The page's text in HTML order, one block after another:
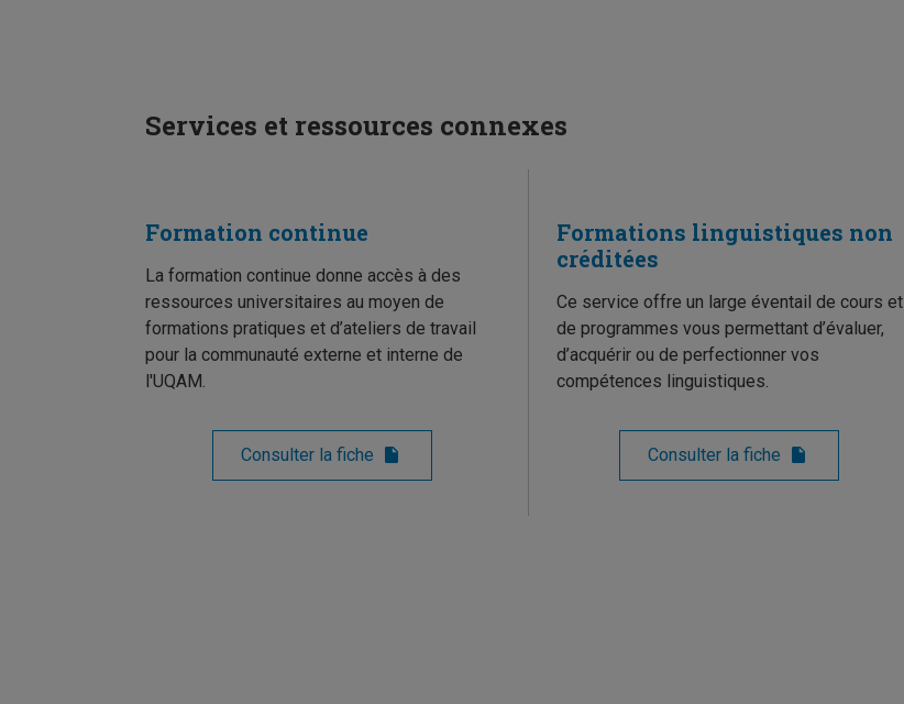
Services et ressources connexes
Formation continue
La formation continue donne accès à des
ressources universitaires au moyen de
formations pratiques et d’ateliers de travail
pour la communauté externe et interne de
l'UQAM.
Consulter la fiche
Formations linguistiques non
créditées
Ce service offre un large éventail de cours et
de programmes vous permettant d’évaluer,
d’acquérir ou de perfectionner vos
compétences linguistiques.
Consulter la fiche